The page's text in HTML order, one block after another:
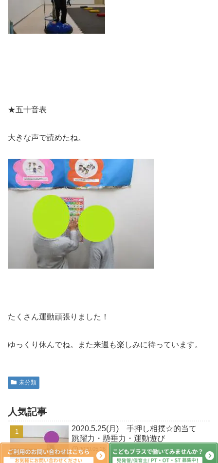
★五十音表
大きな声で読めたね。
たくさん運動頑張りました！
ゆっくり休んでね。また来週も楽しみに待っています。
未分類
人気記事
2020.5.25(月) 手押し相撲☆的当て
跳躍力・懸垂力・運動遊び
2020.05.26